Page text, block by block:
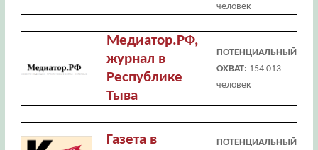
человек
Медиатор.РФ,
журнал в
Республике
Тыва
ПОТЕНЦИАЛЬНЫЙ
ОХВАТ: 154 013
человек
Газета в
ПОТЕНЦИАЛЬНЫЙ